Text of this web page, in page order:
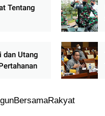
Tentang
dan Utang